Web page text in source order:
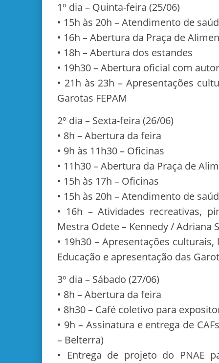
1º dia – Quinta-feira (25/06)
• 15h às 20h – Atendimento de
• 16h – Abertura da Praça de
• 18h – Abertura dos estandes
• 19h30 – Abertura oficial com
• 21h às 23h – Apresentações
Garotas FEPAM
2º dia – Sexta-feira (26/06)
• 8h – Abertura da feira
• 9h às 11h30 – Oficinas
• 11h30 – Abertura da Praça de
• 15h às 17h – Oficinas
• 15h às 20h – Atendimento de
• 16h – Atividades recreativas,
Mestra Odete – Kennedy / Adriana
• 19h30 – Apresentações
Educação e apresentação das
3º dia – Sábado (27/06)
• 8h – Abertura da feira
• 8h30 – Café coletivo para
• 9h – Assinatura e entrega de
– Belterra)
• Entrega de projeto do PNAE